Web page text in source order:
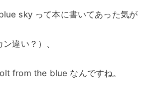
sky って本に書いてあった気が
違い？）、
from the blue なんですね。